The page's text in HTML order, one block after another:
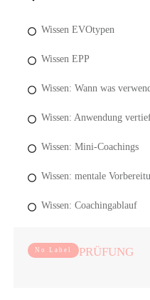
Wissen EVOtypen
Wissen EPP
Wissen: Wann was
Wissen: Anwendung
Wissen: Mini-Coachings
Wissen: mentale
Wissen: Coachingablauf
No Label PRÜFUNG